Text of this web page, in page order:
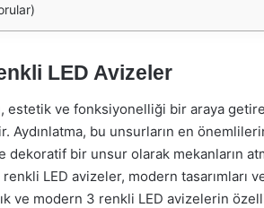
LED Avizeler
estetik ve fonksiyonelliği bir araya
Aydınlatma, bu unsurların en
dekoratif bir unsur olarak mekanların
LED avizeler, modern tasarımları
ve modern 3 renkli LED avizelerin